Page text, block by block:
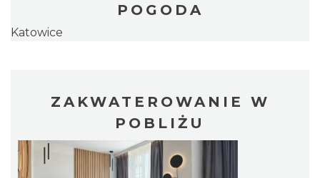
POGODA
Katowice
ZAKWATEROWANIE W
POBLIŻU